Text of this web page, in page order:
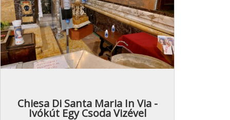
Chiesa Di Santa Maria In Via -
Ivókút Egy Csoda Vizével